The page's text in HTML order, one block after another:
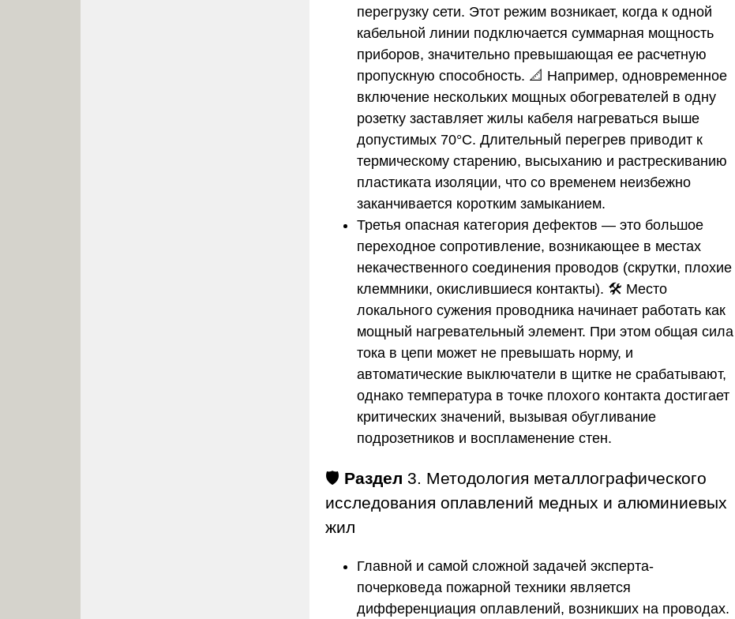
перегрузку сети. Этот режим возникает, когда к одной
кабельной линии подключается суммарная мощность
приборов, значительно превышающая ее расчетную
пропускную способность. 📐 Например, одновременное
включение нескольких мощных обогревателей в одну
розетку заставляет жилы кабеля нагреваться выше
допустимых 70°C. Длительный перегрев приводит к
термическому старению, высыханию и растрескиванию
пластиката изоляции, что со временем неизбежно
заканчивается коротким замыканием.
Третья опасная категория дефектов — это большое
переходное сопротивление, возникающее в местах
некачественного соединения проводов (скрутки, плохие
клеммники, окислившиеся контакты). 🛠️ Место
локального сужения проводника начинает работать как
мощный нагревательный элемент. При этом общая сила
тока в цепи может не превышать норму, и
автоматические выключатели в щитке не срабатывают,
однако температура в точке плохого контакта достигает
критических значений, вызывая обугливание
подрозетников и воспламенение стен.
🛡️ Раздел 3. Методология металлографического
исследования оплавлений медных и алюминиевых
жил
Главной и самой сложной задачей эксперта-
почерковеда пожарной техники является
дифференциация оплавлений, возникших на проводах.